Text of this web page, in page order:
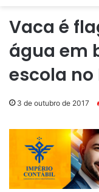
Vaca é
água em
escola no
3 de outubro de 2017